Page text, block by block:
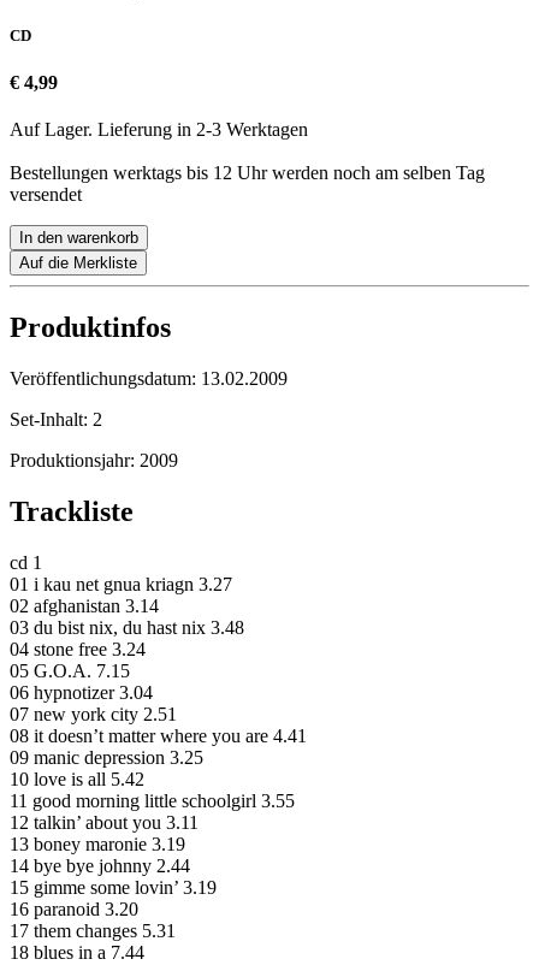
CD
€ 4,99
Auf Lager. Lieferung in 2-3 Werktagen
Bestellungen werktags bis 12 Uhr werden noch am selben Tag
versendet
In den warenkorb
Auf die Merkliste
Produktinfos
Veröffentlichungsdatum: 13.02.2009
Set-Inhalt: 2
Produktionsjahr: 2009
Trackliste
cd 1
01 i kau net gnua kriagn 3.27
02 afghanistan 3.14
03 du bist nix, du hast nix 3.48
04 stone free 3.24
05 G.O.A. 7.15
06 hypnotizer 3.04
07 new york city 2.51
08 it doesn’t matter where you are 4.41
09 manic depression 3.25
10 love is all 5.42
11 good morning little schoolgirl 3.55
12 talkin’ about you 3.11
13 boney maronie 3.19
14 bye bye johnny 2.44
15 gimme some lovin’ 3.19
16 paranoid 3.20
17 them changes 5.31
18 blues in a 7.44